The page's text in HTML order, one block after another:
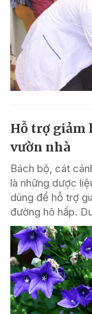
Hỗ trợ giảm
vườn nhà
Bách bộ, cát
là những dược
dùng để hỗ trợ
đường hô hấp.